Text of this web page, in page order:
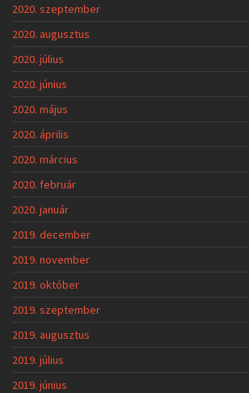
2020. szeptember
2020. augusztus
2020. július
2020. június
2020. május
2020. április
2020. március
2020. február
2020. január
2019. december
2019. november
2019. október
2019. szeptember
2019. augusztus
2019. július
2019. június